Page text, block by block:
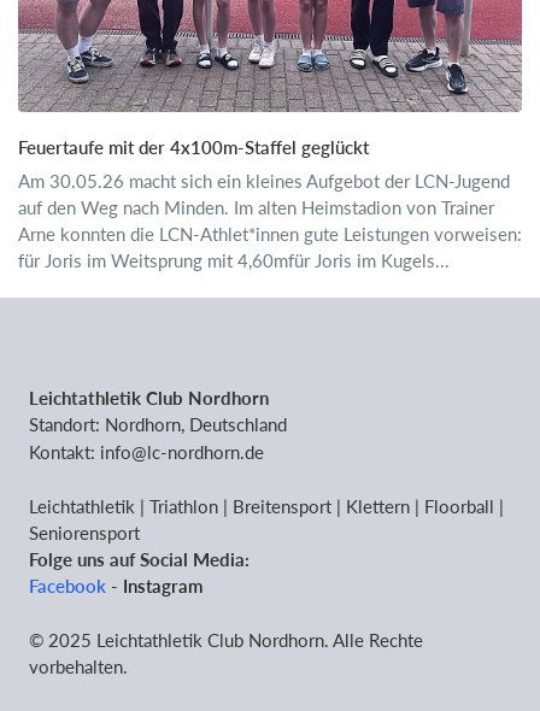
Feuertaufe mit der 4x100m-Staffel geglückt
Am 30.05.26 macht sich ein kleines Aufgebot der LCN-Jugend
auf den Weg nach Minden. Im alten Heimstadion von Trainer
Arne konnten die LCN-Athlet*innen gute Leistungen vorweisen:
für Joris im Weitsprung mit 4,60mfür Joris im Kugels...
Leichtathletik Club Nordhorn
Standort: Nordhorn, Deutschland
Kontakt: info@lc-nordhorn.de
Leichtathletik | Triathlon | Breitensport | Klettern | Floorball |
Seniorensport
Folge uns auf Social Media:
Facebook - Instagram
© 2025 Leichtathletik Club Nordhorn. Alle Rechte
vorbehalten.